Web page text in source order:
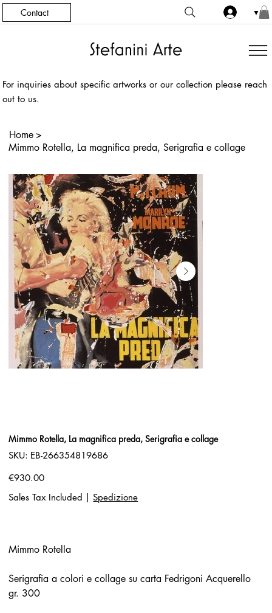
Contact ▼
For inquiries about specific artworks or our collection please reach
out to us.
Home >
Mimmo Rotella, La magnifica preda, Serigrafia e collage
Mimmo Rotella, La magnifica preda, Serigrafia e collage
SKU:
SKU
EB-
EB-266354819686
Price
€930.00
Sales Tax Included
Spedizione
Mimmo Rotella
Serigrafia a colori e collage su carta Fedrigoni Acquerello
gr. 300